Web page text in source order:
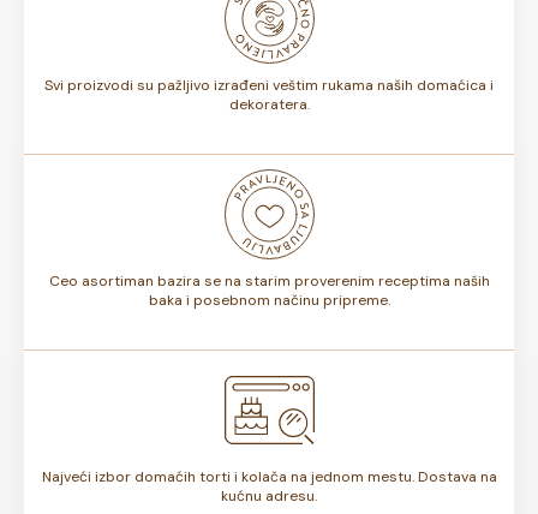
bojama na dečjoj torti ili osmisliti ceo slatki sto u istoj
Svi proizvodi su pažljivo izrađeni veštim rukama naših domaćica i
dekoratera.
Ceo asortiman bazira se na starim proverenim receptima naših
baka i posebnom načinu pripreme.
Najveći izbor domaćih torti i kolača na jednom mestu. Dostava na
kućnu adresu.